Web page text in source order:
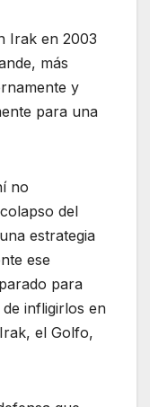
Irak en 2003
más
y
para una
no
del
estrategia
ese
para
infligirlos en
el Golfo,